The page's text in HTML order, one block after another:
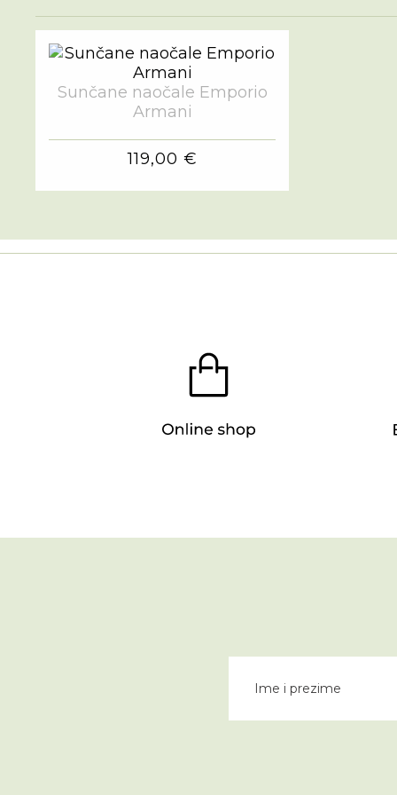
Sunčane naočale Emporio
Armani
119,00 €